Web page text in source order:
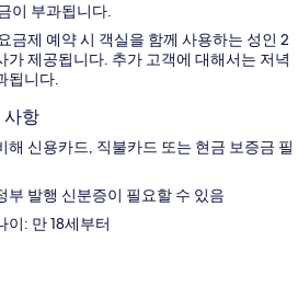
이 부과됩니다.
금제 예약 시 객실을 함께 사용하는 성인 2
가 제공됩니다. 추가 고객에 대해서는 저녁
됩니다.
사항
해 신용카드, 직불카드 또는 현금 보증금 필
부 발행 신분증이 필요할 수 있음
이: 만 18세부터